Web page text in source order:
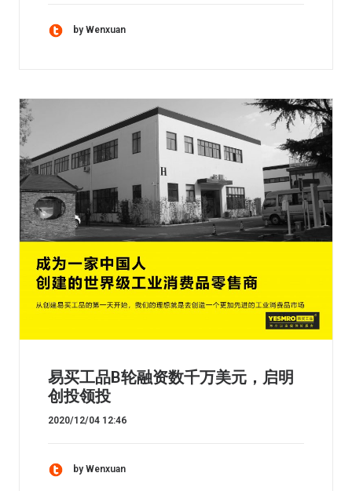
by Wenxuan
易买工品B轮融资数千万美元，启明
创投领投
2020/12/04 12:46
by Wenxuan